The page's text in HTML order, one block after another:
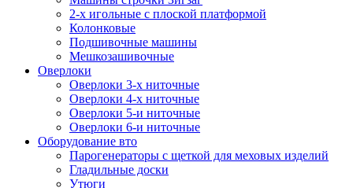
2-х игольные с плоской платформой
Колонковые
Подшивочные машины
Мешкозашивочные
Оверлоки
Оверлоки 3-х ниточные
Оверлоки 4-х ниточные
Оверлоки 5-и ниточные
Оверлоки 6-и ниточные
Оборудование вто
Парогенераторы с щеткой для меховых изделий
Гладильные доски
Утюги